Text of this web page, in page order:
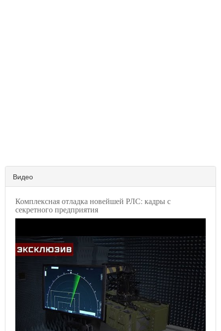
Видео
Комплексная отладка новейшей РЛС: кадры с
секретного предприятия